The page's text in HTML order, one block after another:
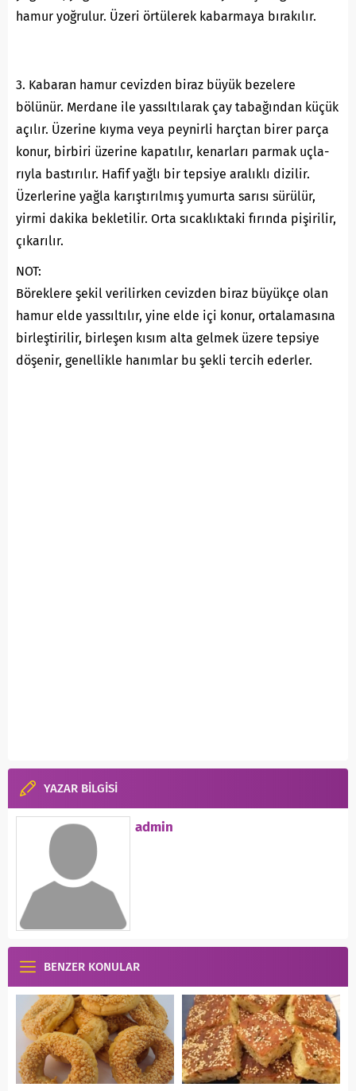
hamur yoğrulur. Üzeri örtülerek kabarmaya bırakılır.
3. Kabaran hamur cevizden biraz büyük bezelere
bölünür. Merdane ile yassıltılarak çay tabağından küçük
açılır. Üzerine kıyma veya peynirli harçtan birer parça
konur, birbiri üzerine kapatılır, kenarları parmak uçla-
rıyla bastırılır. Hafif yağlı bir tepsiye aralıklı dizilir.
Üzerlerine yağla karıştırılmış yumurta sarısı sürülür,
yirmi dakika bekletilir. Orta sıcaklıktaki fırında pişirilir,
çıkarılır.
NOT:
Böreklere şekil verilirken cevizden biraz büyükçe olan
hamur elde yassıltılır, yine elde içi konur, ortalamasına
birleştirilir, birleşen kısım alta gelmek üzere tepsiye
döşenir, genellikle hanımlar bu şekli tercih ederler.
YAZAR BİLGİSİ
admin
BENZER KONULAR